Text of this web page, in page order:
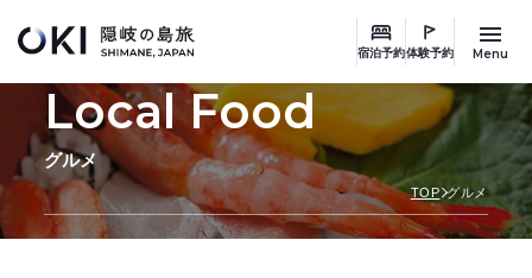
宿泊予約体験予約 Menu
Local Food
グルメ
TOP グルメ